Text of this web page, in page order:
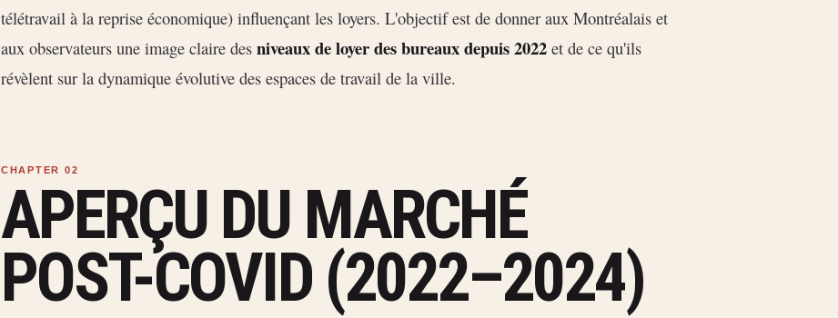
télétravail à la reprise économique) influençant les loyers. L'objectif est de donner aux Montréalais et
aux observateurs une image claire des niveaux de loyer des bureaux depuis 2022 et de ce qu'ils
révèlent sur la dynamique évolutive des espaces de travail de la ville.
APERÇU DU MARCHÉ
POST-COVID (2022–2024)